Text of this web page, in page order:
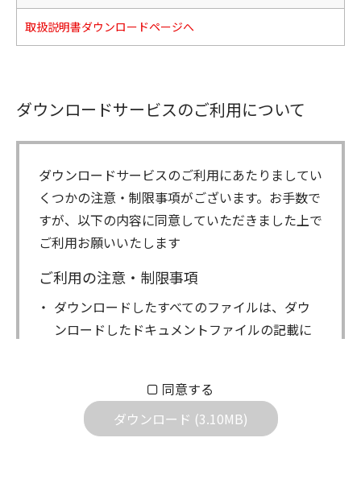
取扱説明書ダウンロードページへ
ダウンロードサービスのご利用について
ダウンロードサービスのご利用にあたりましてい
くつかの注意・制限事項がございます。お手数で
すが、以下の内容に同意していただきました上で
ご利用お願いいたします
ご利用の注意・制限事項
ダウンロードしたすべてのファイルは、ダウ
ンロードしたドキュメントファイルの記載に
社は一切の責任を負いません。また、ファイ
ルの内容などの変更は一切行わないでくださ
同意する
ダウンロード (3.10MB)